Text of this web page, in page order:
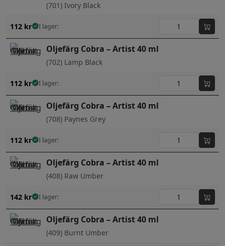
(701) Ivory Black
112 kr I lager:
Oljefärg Cobra – Artist 40 ml
(702) Lamp Black
112 kr I lager:
Oljefärg Cobra – Artist 40 ml
(708) Paynes Grey
112 kr I lager:
Oljefärg Cobra – Artist 40 ml
(408) Raw Umber
142 kr I lager:
Oljefärg Cobra – Artist 40 ml
(409) Burnt Umber